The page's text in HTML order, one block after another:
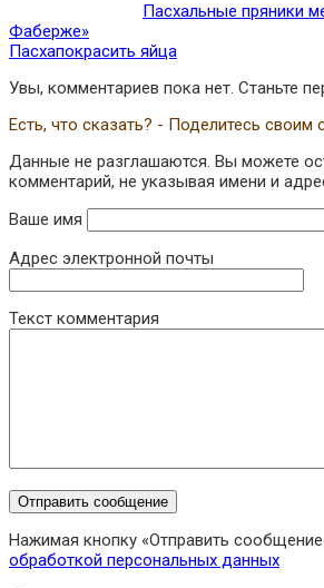
Пасхальные пряники
Фаберже»
Пасхапокрасить яйца
Увы, комментариев пока нет. Станьте
Есть, что сказать? - Поделитесь своим
Данные не разглашаются. Вы можете
комментарий, не указывая имени и
Ваше имя
Адрес электронной почты
Текст комментария
Нажимая кнопку «Отправить
обработкой персональных данных